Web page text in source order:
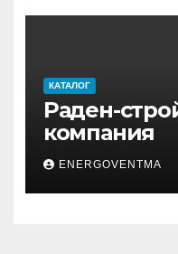
КАТАЛОГ
Раден-
компания
ENERGOVENTMA